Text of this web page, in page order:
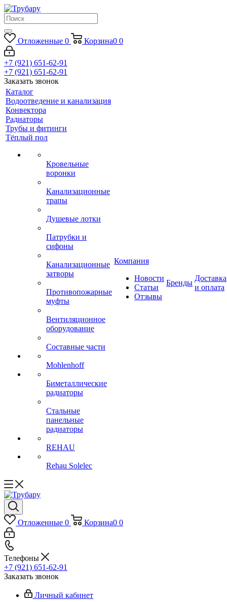
Отложенные 0 Корзина0 0
+7 (921) 651-62-91
+7 (921) 651-62-91
Заказать звонок
Каталог
Водоотведение и канализация
Конвектора
Радиаторы
Трубы и фитинги
Тёплый пол
Кровельные
воронки
Канализационные
трапы
Душевые лотки
Патрубки и
сифоны
Канализационные
затворы
Противопожарные
муфты
Вентиляционное
оборудование
Составные части
Mohlenhoff
Биметаллические
радиаторы
Стальные
панельные
радиаторы
REHAU
Rehau Solelec
Компания
Новости
Статьи
Отзывы
Бренды
Доставка
и оплата
Отложенные 0 Корзина0 0
Телефоны
+7 (921) 651-62-91
Заказать звонок
Личный кабинет